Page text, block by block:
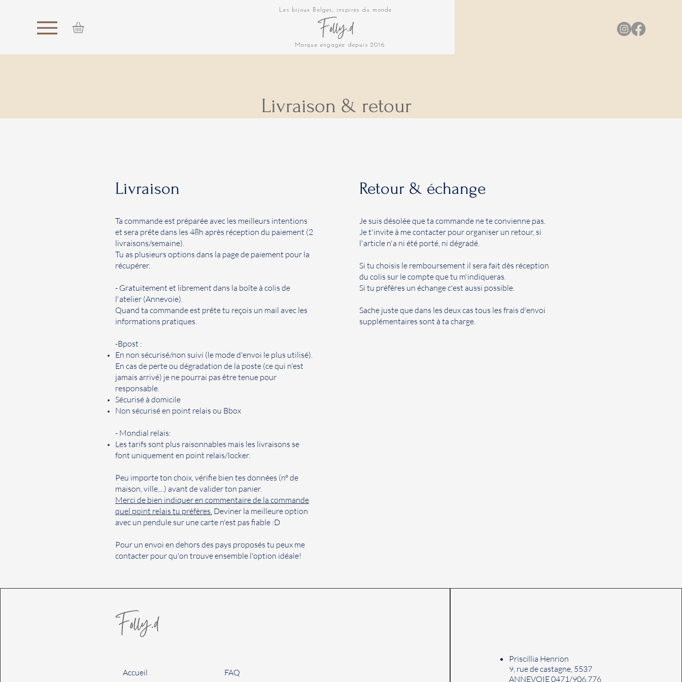
Marque engagée depuis 2016
Les bijoux Belges, inspirés du monde
Livraison & retour
Livraison
Ta commande est préparée avec les meilleurs intentions
et sera prête dans les 48h après réception du paiement (2
livraisons/semaine).
Tu as plusieurs options dans la page de paiement pour la
récupérer.
- Gratuitement et librement dans la boîte à colis de
l'atelier (Annevoie).
Quand ta commande est prête tu reçois un mail avec les
informations pratiques.
-Bpost :
En non sécurisé/non suivi (le mode d'envoi le plus utilisé).
En cas de perte ou dégradation de la poste (ce qui n'est
jamais arrivé) je ne pourrai pas être tenue pour
responsable.
Sécurisé à domicile
Non sécurisé en point relais ou Bbox
- Mondial relais:
Les tarifs sont plus raisonnables mais les livraisons se
font uniquement en point relais/locker.
Peu importe ton choix, vérifie bien tes données (n° de
maison, ville,...) avant de valider ton panier.
Merci de bien indiquer en commentaire de la commande
quel point relais tu préfères. Deviner la meilleure option
avec un pendule sur une carte n'est pas fiable :D
Pour un envoi en dehors des pays proposés tu peux me
contacter pour qu'on trouve ensemble l'option idéale!
Retour & échange
Je suis désolée que ta commande ne te convienne pas.
Je t'invite à me contacter pour organiser un retour, si
l'article n'a ni été porté, ni dégradé.
Si tu choisis le remboursement il sera fait dès réception
du colis sur le compte que tu m'indiqueras.
Si tu préfères un échange c'est aussi possible.
Sache juste que dans les deux cas tous les frais d'envoi
supplémentaires sont à ta charge.
Accueil FAQ
Priscillia Henrion
9, rue de castagne, 5537
ANNEVOIE 0471/906.776